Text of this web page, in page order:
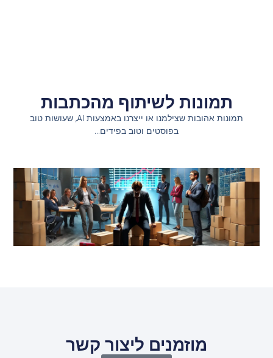
תמונות לשיתוף מהכתבות
תמונות אהובות שצילמנו או ייצרנו באמצעות AI, שעושות טוב
בפוסטים וטוב בפידים…
מוזמנים ליצור קשר